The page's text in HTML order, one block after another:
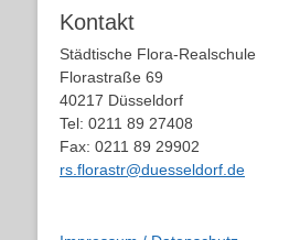
Kontakt
Städtische Flora-Realschule
Florastraße 69
40217 Düsseldorf
Tel: 0211 89 27408
Fax: 0211 89 29902
rs.florastr@duesseldorf.de